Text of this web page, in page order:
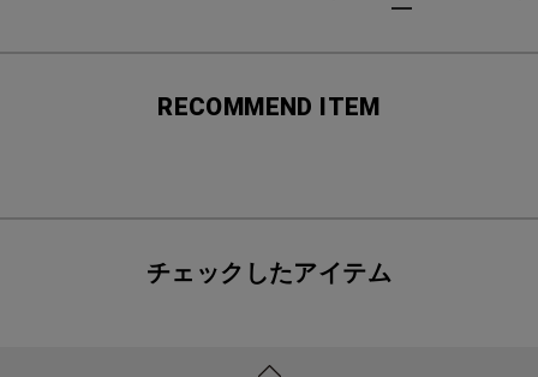
RECOMMEND ITEM
チェックしたアイテム